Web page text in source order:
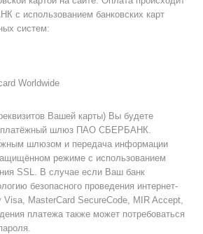
с использованием банковских карт
систем:
Worldwide
Вашей карты) Вы будете
платёжный шлюз ПАО СБЕРБАНК.
шлюзом и передача информации
режиме с использованием
SSL. В случае если Ваш банк
безопасного проведения интернет-
MasterCard SecureCode, MIR Accept,
платежа также может потребоваться